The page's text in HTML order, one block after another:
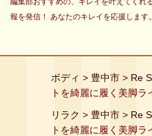
報を発信！ あなたのキレイを応援します。
ボディ > 豊中市 > Re
トを綺麗に履く美脚ラ
リラク > 豊中市 > Re
トを綺麗に履く美脚ラ